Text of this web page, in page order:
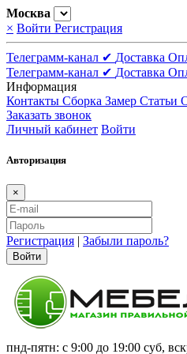
Москва
× Войти Регистрация
Телеграмм-канал ✔ Доставка
Телеграмм-канал ✔ Доставка
Информация
Контакты Сборка Замер Статьи
Заказать звонок
Личный кабинет Войти
Авторизация
×
Регистрация | Забыли пароль?
Войти
пнд-пятн: с 9:00 до 19:00 суб,